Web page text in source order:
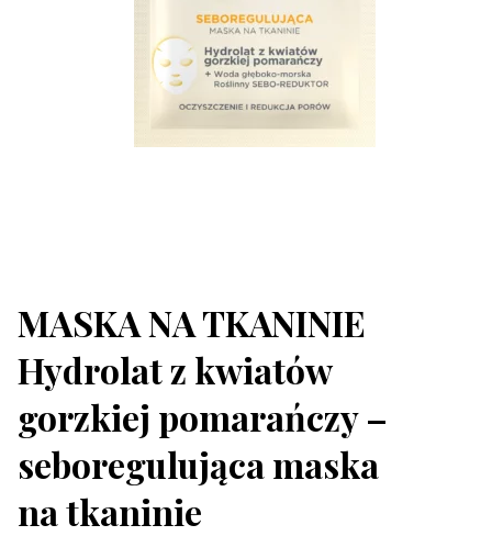
MASKA NA TKANINIE
Hydrolat z kwiatów
gorzkiej pomarańczy –
seboregulująca maska
na tkaninie